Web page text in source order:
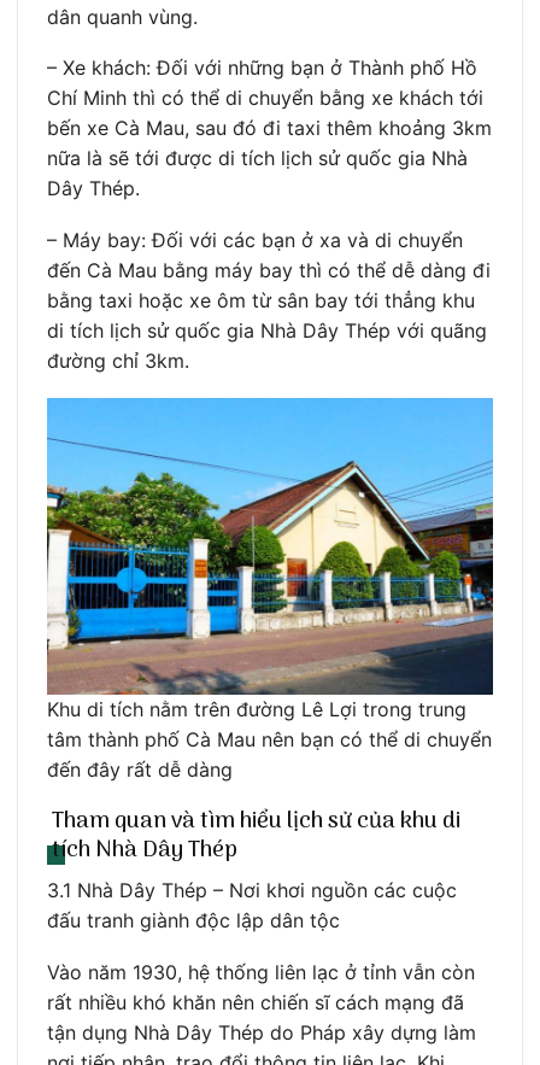
dân quanh vùng.
– Xe khách: Đối với những bạn ở Thành phố Hồ
Chí Minh thì có thể di chuyển bằng xe khách tới
bến xe Cà Mau, sau đó đi taxi thêm khoảng 3km
nữa là sẽ tới được di tích lịch sử quốc gia Nhà
Dây Thép.
– Máy bay: Đối với các bạn ở xa và di chuyển
đến Cà Mau bằng máy bay thì có thể dễ dàng đi
bằng taxi hoặc xe ôm từ sân bay tới thẳng khu
di tích lịch sử quốc gia Nhà Dây Thép với quãng
đường chỉ 3km.
Khu di tích nằm trên đường Lê Lợi trong trung
tâm thành phố Cà Mau nên bạn có thể di chuyển
đến đây rất dễ dàng
Tham quan và tìm hiểu lịch sử của khu di
tích Nhà Dây Thép
3.1 Nhà Dây Thép – Nơi khơi nguồn các cuộc
đấu tranh giành độc lập dân tộc
Vào năm 1930, hệ thống liên lạc ở tỉnh vẫn còn
rất nhiều khó khăn nên chiến sĩ cách mạng đã
tận dụng Nhà Dây Thép do Pháp xây dựng làm